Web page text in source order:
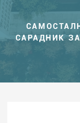
САРАДНИК